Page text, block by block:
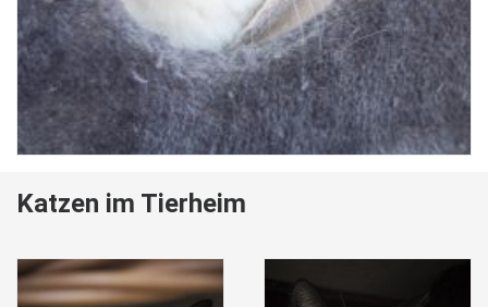
Katzen im Tierheim